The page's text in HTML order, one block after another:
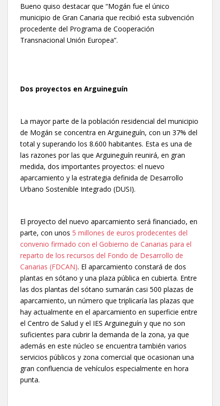
Bueno quiso destacar que “Mogán fue el único
municipio de Gran Canaria que recibió esta subvención
procedente del Programa de Cooperación
Transnacional Unión Europea”.
Dos proyectos en Arguineguín
La mayor parte de la población residencial del municipio
de Mogán se concentra en Arguineguín, con un 37% del
total y superando los 8.600 habitantes. Esta es una de
las razones por las que Arguineguín reunirá, en gran
medida, dos importantes proyectos: el nuevo
aparcamiento y la estrategia definida de Desarrollo
Urbano Sostenible Integrado (DUSI).
El proyecto del nuevo aparcamiento será financiado, en
parte, con unos 5 millones de euros prodecentes del
convenio firmado con el Gobierno de Canarias para el
reparto de los recursos del Fondo de Desarrollo de
Canarias (FDCAN). El aparcamiento constará de dos
plantas en sótano y una plaza pública en cubierta. Entre
las dos plantas del sótano sumarán casi 500 plazas de
aparcamiento, un número que triplicaría las plazas que
hay actualmente en el aparcamiento en superficie entre
el Centro de Salud y el IES Arguineguín y que no son
suficientes para cubrir la demanda de la zona, ya que
además en este núcleo se encuentra también varios
servicios públicos y zona comercial que ocasionan una
gran confluencia de vehículos especialmente en hora
punta.